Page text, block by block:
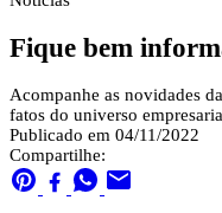
Fique bem
Acompanhe as novidades
fatos do universo
Publicado em 04/11/2022
Compartilhe: